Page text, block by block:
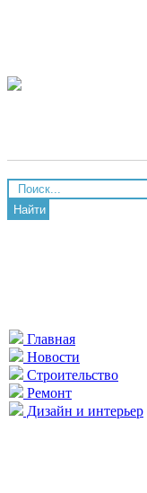
Найти
Главная
Новости
Строительство
Ремонт
Дизайн и интерьер